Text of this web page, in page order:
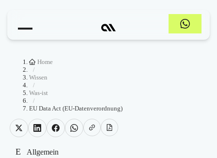
Home
/
Wissen
/
Was-ist
/
EU Data Act (EU-Datenverordnung)
E Allgemein